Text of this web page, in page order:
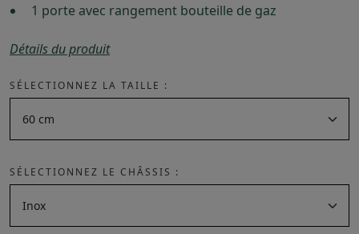
1 porte avec rangement bouteille de gaz
Détails du produit
SÉLECTIONNEZ LA TAILLE :
SÉLECTIONNEZ LE CHÂSSIS :